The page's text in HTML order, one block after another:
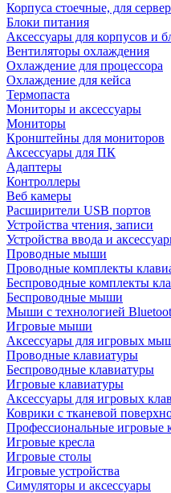
Корпуса стоечные, для
Блоки питания
Аксессуары для корпусов и
Вентиляторы охлаждения
Охлаждение для процессора
Охлаждение для кейса
Термопаста
Мониторы и аксессуары
Мониторы
Кронштейны для мониторов
Аксессуары для ПК
Адаптеры
Контроллеры
Веб камеры
Расширители USB портов
Устройства чтения, записи
Устройства ввода и
Проводные мыши
Проводные комплекты
Беспроводные комплекты
Беспроводные мыши
Мыши с технологией
Игровые мыши
Аксессуары для игровых
Проводные клавиатуры
Беспроводные клавиатуры
Игровые клавиатуры
Аксессуары для игровых
Коврики с тканевой
Профессиональные игровые
Игровые кресла
Игровые столы
Игровые устройства
Симуляторы и аксессуары